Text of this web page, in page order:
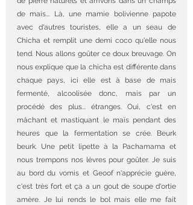
de mais... Là, une mamie bolivienne papote
avec d'autres touristes, elle a un seau de
Chicha et remplit une demi coco qu'elle nous
tend. Nous allons goûter ce doux breuvage. On
nous explique que la chicha est différente dans
chaque pays, ici elle est à base de mais
fermenté, alcoolisée donc, mais par un
procédé des plus... étranges. Oui, c'est en
mâchant et mastiquant le maïs pendant des
heures que la fermentation se crée. Beurk
beurk. Une petit lipette à la Pachamama et
nous trempons nos lèvres pour goûter. Je suis
au bord du vomis et Geoof n'apprécie guère,
c'est très fort et ça a un gout de soupe d'ortie
amère. Je lui rends le bol mais elle me fait